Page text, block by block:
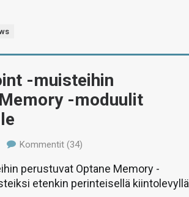
-muisteihin
-moduulit
Kommentit (34)
perustuvat Optane Memory -
etenkin perinteisellä kiintolevyllä